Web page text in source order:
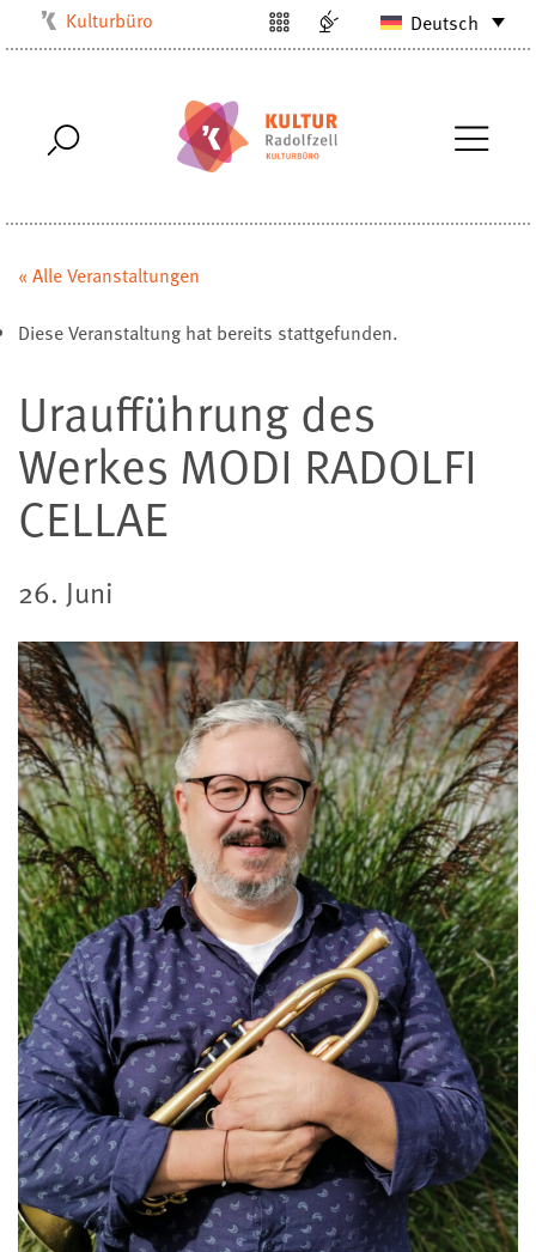
Kulturbüro
Stadtarchiv
Stadtbibliothek
Villa Bosch
Deutsch
« Alle Veranstaltungen
Diese Veranstaltung hat bereits stattgefunden.
Uraufführung des
Werkes MODI RADOLFI
CELLAE
26. Juni